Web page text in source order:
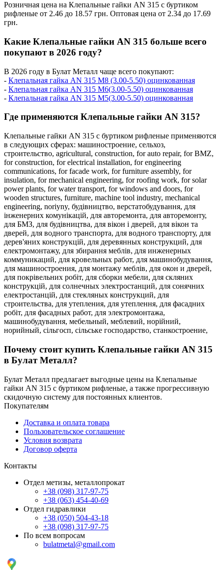
Розничная цена на Клепальные гайки AN 315 с буртиком
рифленые от 2.46 до 18.57 грн. Оптовая цена от 2.34 до 17.69
грн.
Какие Клепальные гайки AN 315 больше всего
покупают в 2026 году?
В 2026 году в Булат Металл чаще всего покупают:
- Клепальная гайка AN 315 М8 (3.00-5.50) оцинкованная
- Клепальная гайка AN 315 М6(3.00-5.50) оцинкованная
- Клепальная гайка AN 315 М5(3.00-5.50) оцинкованная
Где применяются Клепальные гайки AN 315?
Клепальные гайки AN 315 с буртиком рифленые применяются
в следующих сферах: машиностроение, сельхоз,
строительство, agricultural, construction, for auto repair, for BMZ,
for construction, for electrical installation, for engineering
communications, for facade work, for furniture assembly, for
insulation, for mechanical engineering, for roofing work, for solar
power plants, for water transport, for windows and doors, for
wooden structures, furniture, machine tool industry, mechanical
engineering, noriyny, будівництво, верстатобудування, для
інженерних комунікацій, для авторемонта, для авторемонту,
для БМЗ, для будівництва, для вікон і дверей, для вікон та
дверей, для водного транспорта, для водного транспорту, для
дерев'яних конструкцій, для деревянных конструкций, для
електромонтажу, для збирання меблів, для инженерных
коммуникаций, для кровельных работ, для машинобудування,
для машиностроения, для монтажу меблів, для окон и дверей,
для покрівельних робіт, для сборки мебели, для скляних
конструкцій, для солнечных электростанций, для сонячних
електростанцій, для стекляных конструкций, для
строительства, для утепления, для утеплення, для фасадних
робіт, для фасадных работ, для электромонтажа,
машинобудування, мебельный, меблевий, норійний,
норийный, сільгосп, сільське господарство, станкостроение,
Почему стоит купить Клепальные гайки AN 315
в Булат Металл?
Булат Металл предлагает выгодные цены на Клепальные
гайки AN 315 с буртиком рифленые, а также прогрессивную
скидочную систему для постоянных клиентов.
Покупателям
Доставка и оплата товара
Пользовательское соглашение
Условия возврата
Договор оферта
Контакты
Отдел метизы, металлопрокат
+38 (098) 317-97-75
+38 (063) 454-40-69
Отдел гидравлики
+38 (050) 504-43-18
+38 (098) 317-97-75
По всем вопросам
bulatmetal@gmail.com